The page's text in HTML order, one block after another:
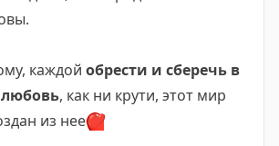
каждой обрести и сберечь в
, как ни крути, этот мир
из нее❤️